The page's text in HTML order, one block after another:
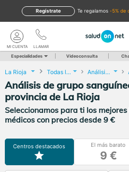
te regalamos -5% de
Regístrate
LLAMAR
MI CUENTA
Especialidades Videoconsulta
La Rioja Todas las localidades Análisis Clínicos
Análisis de grupo
provincia de La Rioja
Seleccionamos para ti los
médicos con precios desde 9 €
Centros destacados El más barato
9 €